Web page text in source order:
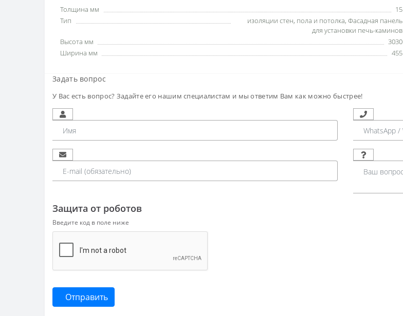
Толщина мм
15
Тип
изоляции стен, пола и потолка, Фасадная панель
для установки печь-каминов
Высота мм
3030
Ширина мм
455
Задать вопрос
У Вас есть вопрос? Задайте его нашим специалистам и мы ответим Вам как можно быстрее!
Защита от роботов
Введите код в поле ниже
Отправить